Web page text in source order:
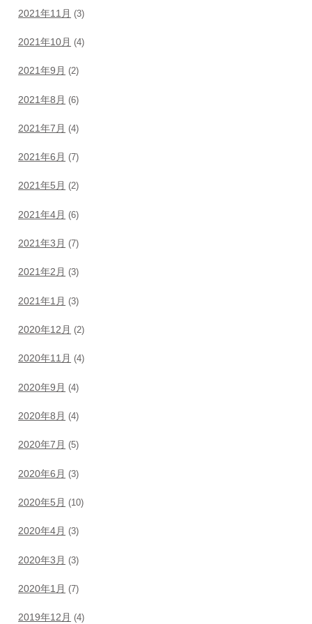
2021年11月 (3)
2021年10月 (4)
2021年9月 (2)
2021年8月 (6)
2021年7月 (4)
2021年6月 (7)
2021年5月 (2)
2021年4月 (6)
2021年3月 (7)
2021年2月 (3)
2021年1月 (3)
2020年12月 (2)
2020年11月 (4)
2020年9月 (4)
2020年8月 (4)
2020年7月 (5)
2020年6月 (3)
2020年5月 (10)
2020年4月 (3)
2020年3月 (3)
2020年1月 (7)
2019年12月 (4)